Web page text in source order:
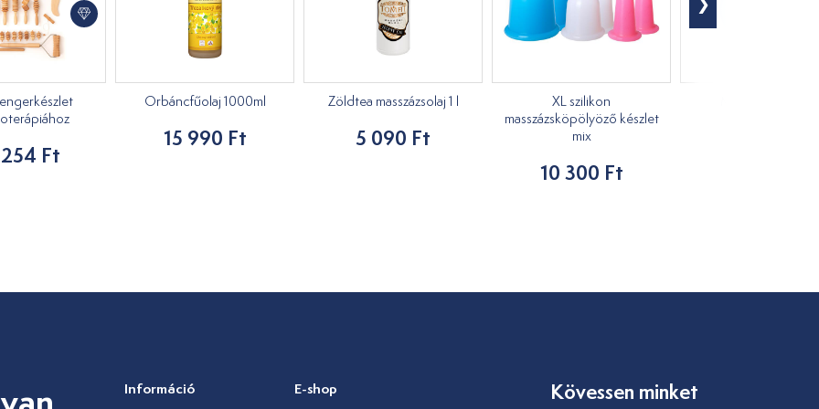
Ft
Orbáncfűolaj 1000ml
15 990 Ft
Zöldtea masszázsolaj 1 l
5 090 Ft
XL szilikon
masszázsköpölyöző készlet
mix
10 300 Ft
Információ E-shop Kövessen minket